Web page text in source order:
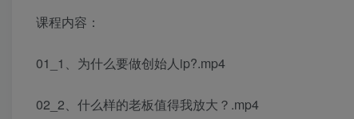
课程内容：
01_1、为什么要做创始人ip?.mp4
02_2、什么样的老板值得我放大？.mp4